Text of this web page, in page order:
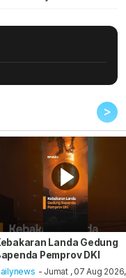
>
Landa Gedung
Pemprov DKI
- Jumat , 07 Aug 2026,